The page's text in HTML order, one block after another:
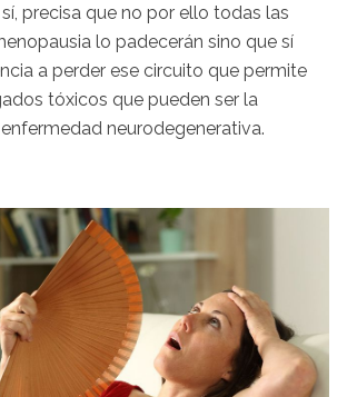
precisa que no por ello todas las
lo padecerán sino que sí
a perder ese circuito que permite
tóxicos que pueden ser la
neurodegenerativa.